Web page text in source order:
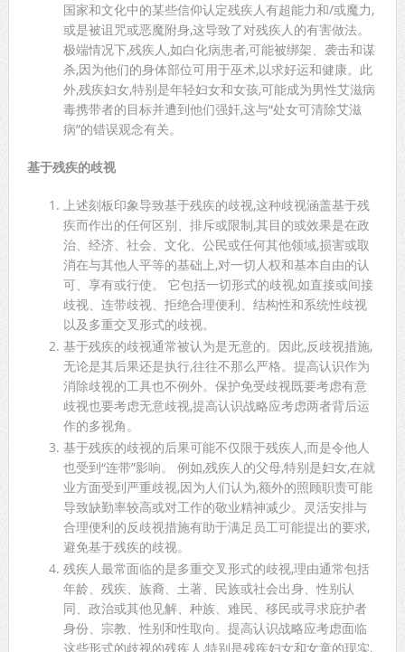
国家和文化中的某些信仰认定残疾人有超能力和/或魔力,
或是被诅咒或恶魔附身,这导致了对残疾人的有害做法。
极端情况下,残疾人,如白化病患者,可能被绑架、袭击和谋
杀,因为他们的身体部位可用于巫术,以求好运和健康。此
外,残疾妇女,特别是年轻妇女和女孩,可能成为男性艾滋病
毒携带者的目标并遭到他们强奸,这与“处女可清除艾滋
病”的错误观念有关。
基于残疾的歧视
上述刻板印象导致基于残疾的歧视,这种歧视涵盖基于残
疾而作出的任何区别、排斥或限制,其目的或效果是在政
治、经济、社会、文化、公民或任何其他领域,损害或取
消在与其他人平等的基础上,对一切人权和基本自由的认
可、享有或行使。 它包括一切形式的歧视,如直接或间接
歧视、连带歧视、拒绝合理便利、结构性和系统性歧视
以及多重交叉形式的歧视。
基于残疾的歧视通常被认为是无意的。因此,反歧视措施,
无论是其后果还是执行,往往不那么严格。提高认识作为
消除歧视的工具也不例外。保护免受歧视既要考虑有意
歧视也要考虑无意歧视,提高认识战略应考虑两者背后运
作的多视角。
基于残疾的歧视的后果可能不仅限于残疾人,而是令他人
也受到“连带”影响。 例如,残疾人的父母,特别是妇女,在就
业方面受到严重歧视,因为人们认为,额外的照顾职责可能
导致缺勤率较高或对工作的敬业精神减少。灵活安排与
合理便利的反歧视措施有助于满足员工可能提出的要求,
避免基于残疾的歧视。
残疾人最常面临的是多重交叉形式的歧视,理由通常包括
年龄、残疾、族裔、土著、民族或社会出身、性别认
同、政治或其他见解、种族、难民、移民或寻求庇护者
身份、宗教、性别和性取向。提高认识战略应考虑面临
这些形式的歧视的残疾人,特别是残疾妇女和女童的现实,